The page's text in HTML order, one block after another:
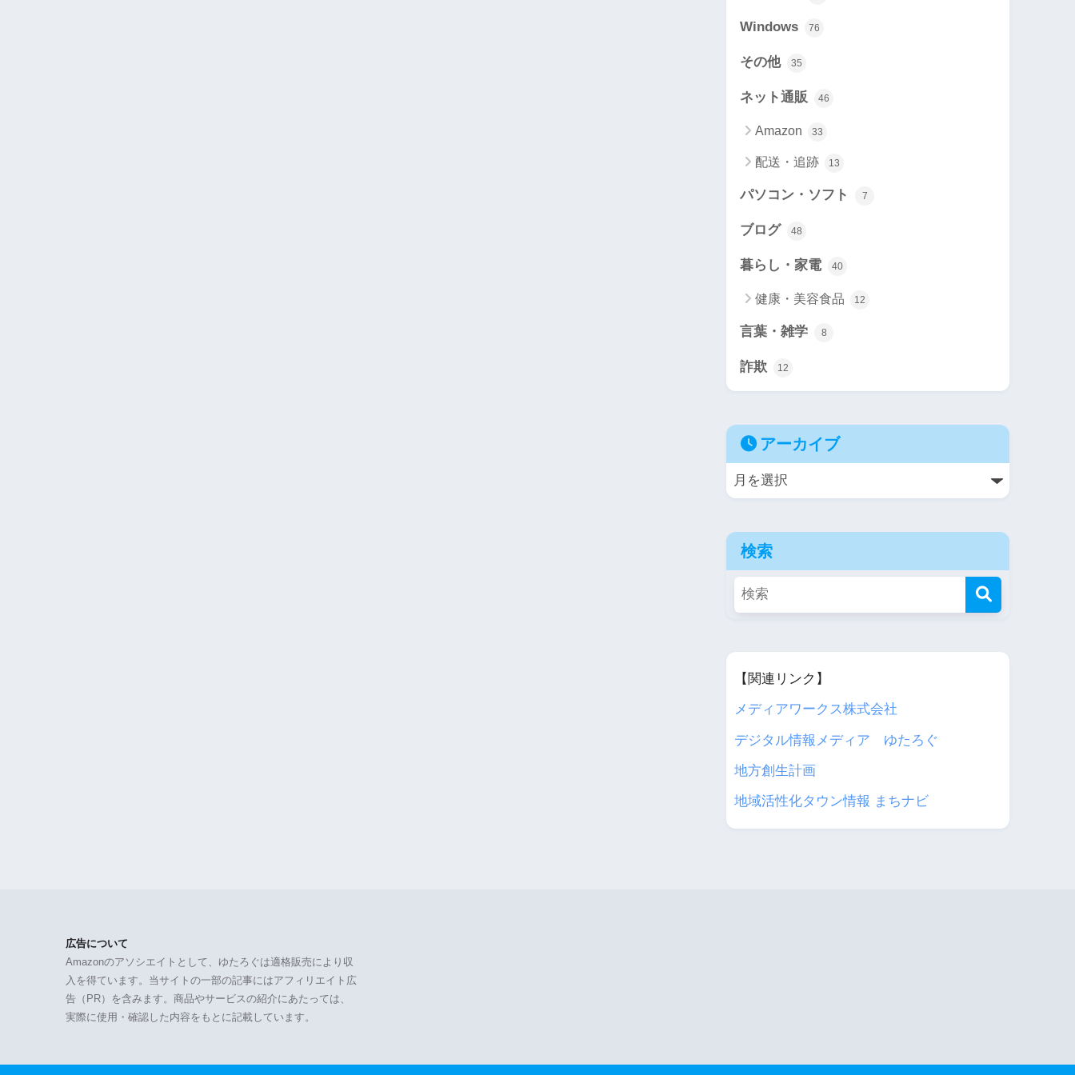
Windows 76
その他 35
ネット通販 46
Amazon 33
配送・追跡 13
パソコン・ソフト 7
ブログ 48
暮らし・家電 40
健康・美容食品 12
言葉・雑学 8
詐欺 12
アーカイブ
検索
【関連リンク】
メディアワークス株式会社
デジタル情報メディア ゆたろぐ
地方創生計画
地域活性化タウン情報 まちナビ
広告について
Amazonのアソシエイトとして、ゆたろぐは適格販売により収
入を得ています。当サイトの一部の記事にはアフィリエイト広
告（PR）を含みます。商品やサービスの紹介にあたっては、
実際に使用・確認した内容をもとに記載しています。